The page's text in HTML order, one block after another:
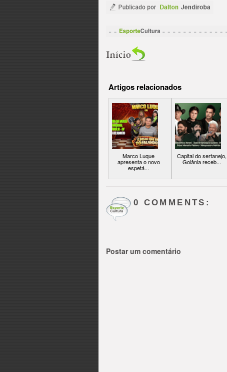
Artigos relacionados
Marco Luque
apresenta o novo
espetá...
Capital do sertanejo,
Goiânia receb...
0 COMMENTS:
Postar um comentário